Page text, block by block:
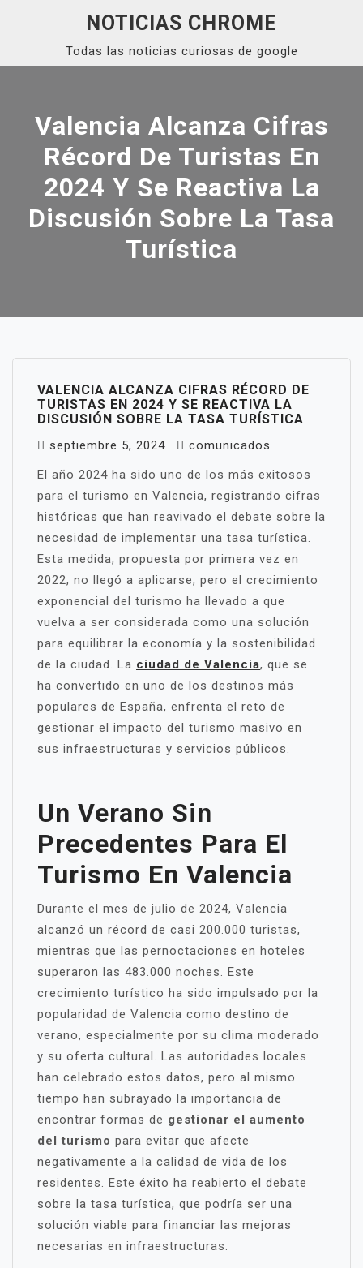
NOTICIAS CHROME
Todas las noticias curiosas de google
Valencia Alcanza Cifras
Récord De Turistas En
2024 Y Se Reactiva La
Discusión Sobre La Tasa
Turística
VALENCIA ALCANZA CIFRAS RÉCORD DE
TURISTAS EN 2024 Y SE REACTIVA LA
DISCUSIÓN SOBRE LA TASA TURÍSTICA
septiembre 5, 2024
comunicados
El año 2024 ha sido uno de los más exitosos
para el turismo en Valencia, registrando cifras
históricas que han reavivado el debate sobre la
necesidad de implementar una tasa turística.
Esta medida, propuesta por primera vez en
2022, no llegó a aplicarse, pero el crecimiento
exponencial del turismo ha llevado a que
vuelva a ser considerada como una solución
para equilibrar la economía y la sostenibilidad
de la ciudad. La ciudad de Valencia, que se
ha convertido en uno de los destinos más
populares de España, enfrenta el reto de
gestionar el impacto del turismo masivo en
sus infraestructuras y servicios públicos.
Un Verano Sin
Precedentes Para El
Turismo En Valencia
Durante el mes de julio de 2024, Valencia
alcanzó un récord de casi 200.000 turistas,
mientras que las pernoctaciones en hoteles
superaron las 483.000 noches. Este
crecimiento turístico ha sido impulsado por la
popularidad de Valencia como destino de
verano, especialmente por su clima moderado
y su oferta cultural. Las autoridades locales
han celebrado estos datos, pero al mismo
tiempo han subrayado la importancia de
encontrar formas de gestionar el aumento
del turismo para evitar que afecte
negativamente a la calidad de vida de los
residentes. Este éxito ha reabierto el debate
sobre la tasa turística, que podría ser una
solución viable para financiar las mejoras
necesarias en infraestructuras.